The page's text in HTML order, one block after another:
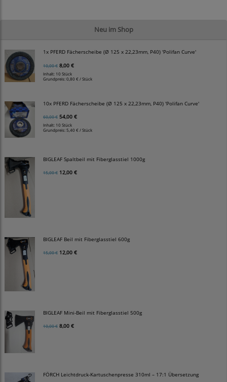
Neu im Shop
1x PFERD Fächerscheibe (Ø 125 x 22,23mm, P40) 'Polifan Curve'
10,00 € 8,00 €
Inhalt: 10 Stück
Grundpreis:0,80 € / Stück
10x PFERD Fächerscheibe (Ø 125 x 22,23mm, P40) 'Polifan Curve'
60,00 € 54,00 €
Inhalt: 10 Stück
Grundpreis:5,40 € / Stück
BIGLEAF Spaltbeil mit Fiberglasstiel 1000g
15,00 € 12,00 €
BIGLEAF Beil mit Fiberglasstiel 600g
15,00 € 12,00 €
BIGLEAF Mini-Beil mit Fiberglasstiel 500g
10,00 € 8,00 €
FÖRCH Leichtdruck-Kartuschenpresse 310ml – 17:1 Übersetzung